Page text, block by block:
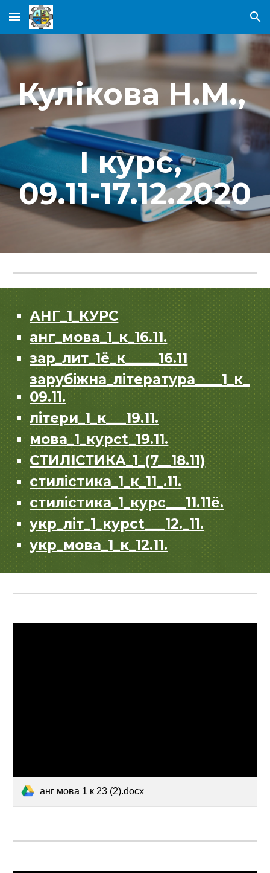
Skip to main content Skip to navigation
Кулікова Н.М.,
І курс,
09.11-17.12.2020
АНГ_1_КУРС
анг_мова_1_к_16.11.
зар_лит_1ё_к_____16.11
зарубiжна_лiтература____1_к_
09.11.
лiтери_1_к___19.11.
мова_1_курсt_19.11.
СТИЛIСТИКА_1_(7__18.11)
стилiстика_1_к_11_.11.
стилiстика_1_курс___11.11ё.
укр_лiт_1_курсt___12._11.
укр_мова_1_к_12.11.
анг мова 1 к 23 (2).docx